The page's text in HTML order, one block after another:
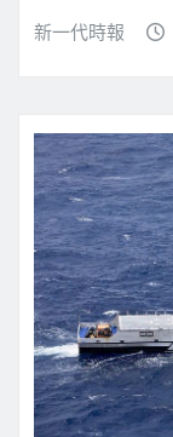
新一代時報